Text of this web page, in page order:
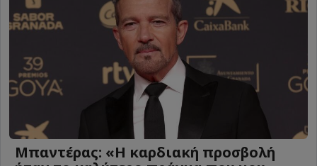
Μπαντέρας: «Η καρδιακή προσβολή